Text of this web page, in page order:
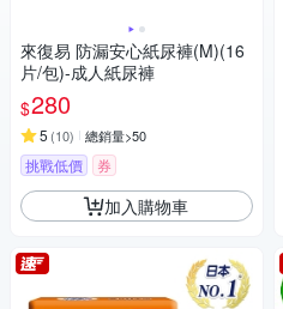
來復易 防漏安心紙尿褲(M)(16
片/包)-成人紙尿褲
$280
5 (10) 總銷量>50
挑戰低價 券
加入購物車